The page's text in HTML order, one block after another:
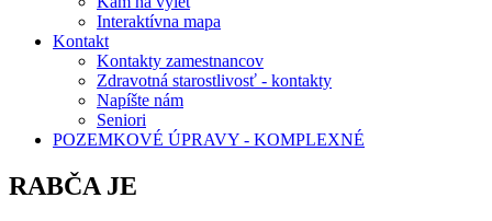
Interaktívna mapa
Kontakt
Kontakty zamestnancov
Zdravotná starostlivosť - kontakty
Napíšte nám
Seniori
POZEMKOVÉ ÚPRAVY - KOMPLEXNÉ
RABČA JE